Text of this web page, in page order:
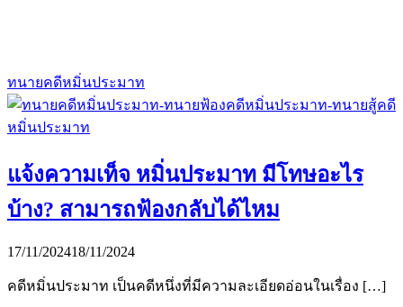
ทนายคดีหมิ่นประมาท
แจ้งความเท็จ หมิ่นประมาท มีโทษอะไร
บ้าง? สามารถฟ้องกลับได้ไหม
17/11/202418/11/2024
คดีหมิ่นประมาท เป็นคดีหนึ่งที่มีความละเอียดอ่อนในเรื่อง […]